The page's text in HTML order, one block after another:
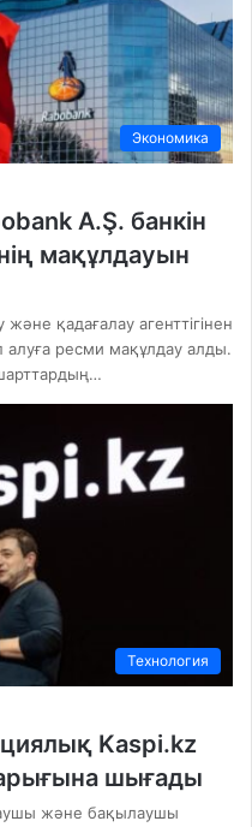
Экономика
A.Ş. банкін
мақұлдауын
қадағалау агенттігінен
алуға ресми мақұлдау алды.
Технология
Kaspi.kz
шығады
және бақылаушы